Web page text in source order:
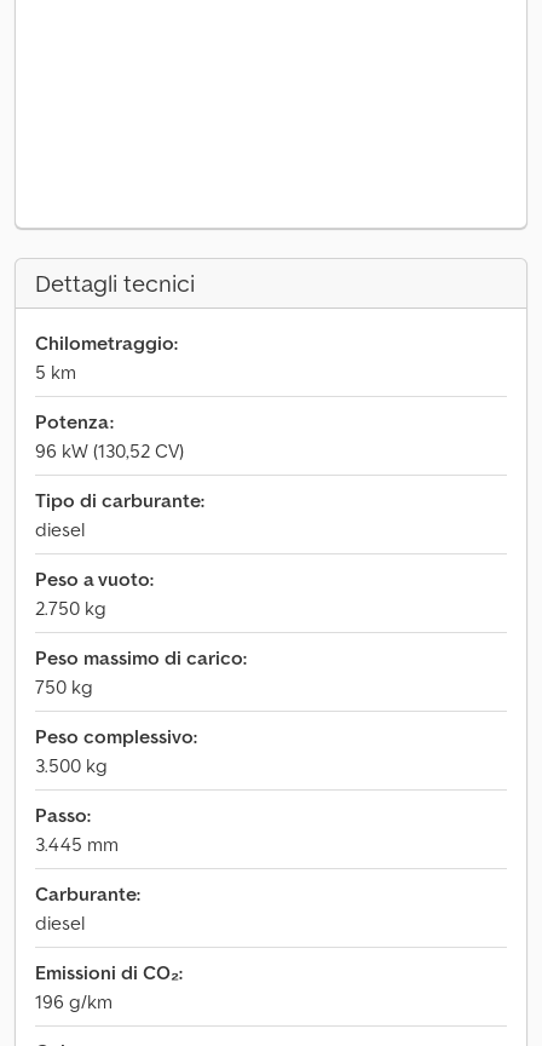
Dettagli tecnici
Chilometraggio:
5 km
Potenza:
96 kW (130,52 CV)
Tipo di carburante:
diesel
Peso a vuoto:
2.750 kg
Peso massimo di carico:
750 kg
Peso complessivo:
3.500 kg
Passo:
3.445 mm
Carburante:
diesel
Emissioni di CO₂:
196 g/km